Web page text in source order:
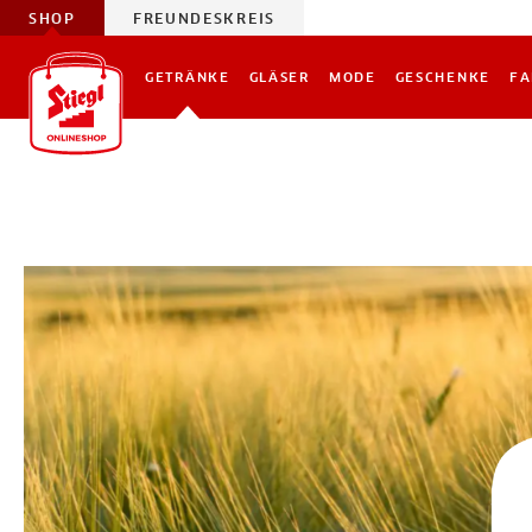
SHOP FREUNDESKREIS
GETRÄNKE GLÄSER MODE GESCHENKE